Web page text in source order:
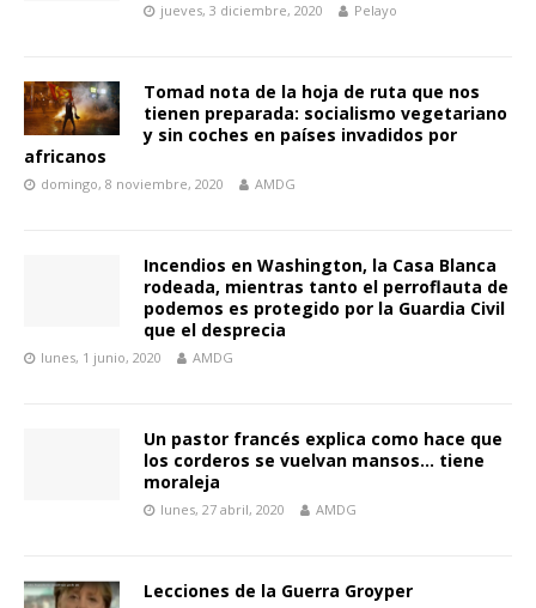
jueves, 3 diciembre, 2020 Pelayo
Tomad nota de la hoja de ruta que nos
tienen preparada: socialismo vegetariano
y sin coches en países invadidos por
africanos
domingo, 8 noviembre, 2020 AMDG
Incendios en Washington, la Casa Blanca
rodeada, mientras tanto el perroflauta de
podemos es protegido por la Guardia Civil
que el desprecia
lunes, 1 junio, 2020 AMDG
Un pastor francés explica como hace que
los corderos se vuelvan mansos… tiene
moraleja
lunes, 27 abril, 2020 AMDG
Lecciones de la Guerra Groyper